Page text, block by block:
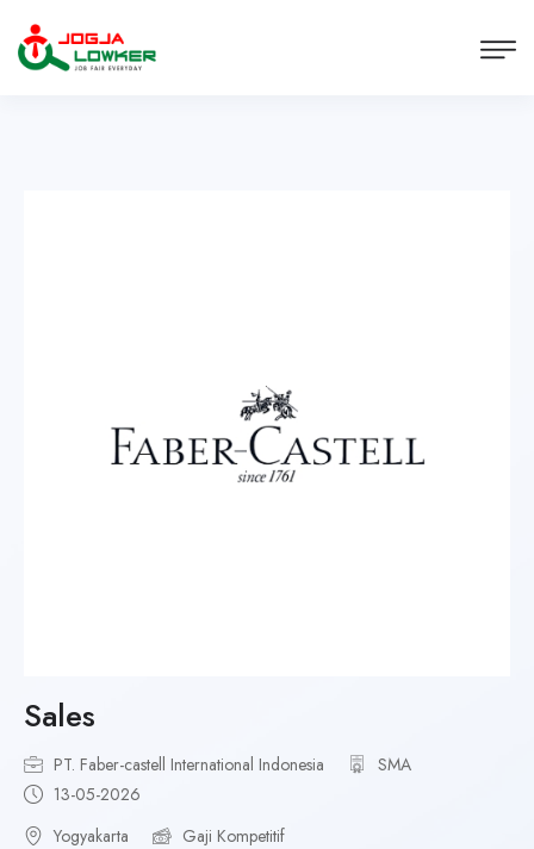
Sales
PT. Faber-castell International Indonesia
SMA
13-05-2026
Yogyakarta
Gaji Kompetitif